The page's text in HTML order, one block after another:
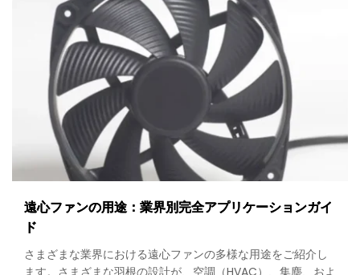
Complete
Buyer’s
Guide
to
Filters,
Guards
&
Selection
遠心ファンの用途：業界別完全アプリケーションガイ
ド
さまざまな業界における遠心ファンの多様な用途をご紹介し